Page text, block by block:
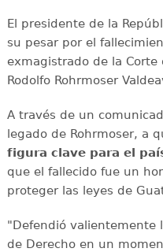
El presidente de la
su pesar por el
exmagistrado de la Corte
Rodolfo Rohrmoser
A través de un
legado de Rohrmoser, a
figura clave para el
que el fallecido fue un
proteger las leyes de
"Defendió valientemente
de Derecho en un